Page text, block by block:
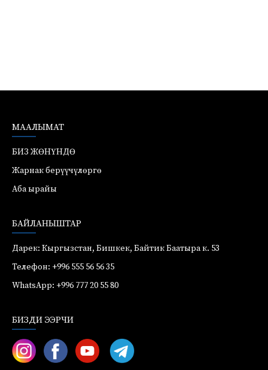
МААЛЫМАТ
БИЗ ЖӨНҮНДӨ
Жарнак берүүчүлөргө
Аба ырайы
БАЙЛАНЫШТАР
Дарек: Кыргызстан, Бишкек, Байтик Баатыра к. 53
Телефон: +996 555 56 56 35
WhatsApp: +996 777 20 55 80
БИЗДИ ЭЭРЧИ